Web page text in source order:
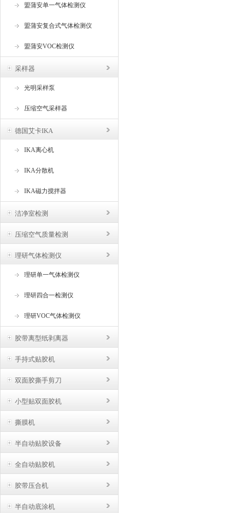
盟蒲安单一气体检测仪
盟蒲安复合式气体检测仪
盟蒲安VOC检测仪
采样器
光明采样泵
压缩空气采样器
德国艾卡IKA
IKA离心机
IKA分散机
IKA磁力搅拌器
洁净室检测
压缩空气质量检测
理研气体检测仪
理研单一气体检测仪
理研四合一检测仪
理研VOC气体检测仪
胶带离型纸剥离器
手持式贴胶机
双面胶撕手剪刀
小型贴双面胶机
撕膜机
半自动贴胶设备
全自动贴胶机
胶带压合机
半自动底涂机